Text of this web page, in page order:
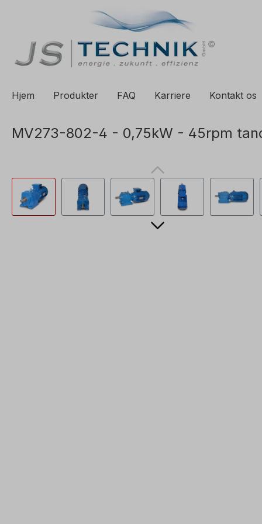
Spring til hovednavigation
Hjem Produkter FAQ Karriere Kontakt os
MV273-802-4 - 0,75kW - 45rpm